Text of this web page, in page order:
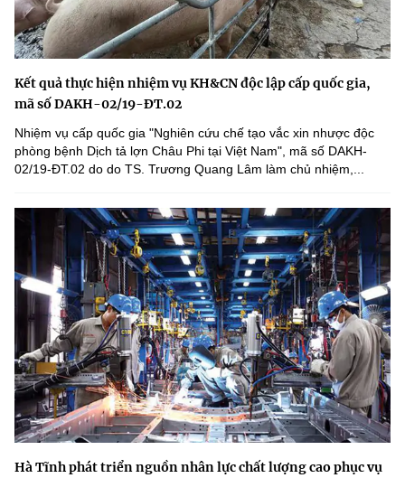
Kết quả thực hiện nhiệm vụ KH&CN độc lập cấp quốc gia,
mã số DAKH-02/19-ĐT.02
Nhiệm vụ cấp quốc gia "Nghiên cứu chế tạo vắc xin nhược độc
phòng bệnh Dịch tả lợn Châu Phi tại Việt Nam", mã số DAKH-
02/19-ĐT.02 do do TS. Trương Quang Lâm làm chủ nhiệm,...
Hà Tĩnh phát triển nguồn nhân lực chất lượng cao phục vụ